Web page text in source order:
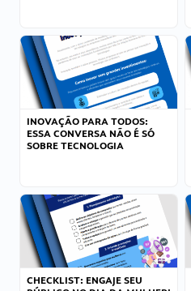
INOVAÇÃO PARA TODOS:
ESSA CONVERSA NÃO É SÓ
SOBRE TECNOLOGIA
CHECKLIST: ENGAJE SEU